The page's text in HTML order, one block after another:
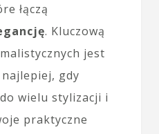
łączą
. Kluczową
jest
gdy
wielu stylizacji i
praktyczne